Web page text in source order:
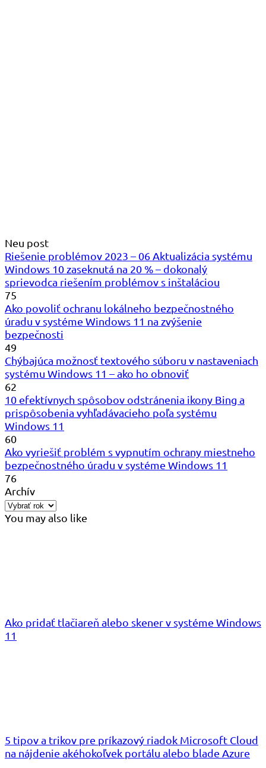
Neu post
Riešenie problémov 2023 – 06 Aktualizácia systému
Windows 10 zaseknutá na 20 % – dokonalý
sprievodca riešením problémov s inštaláciou
75
Ako povoliť ochranu lokálneho bezpečnostného
úradu v systéme Windows 11 na zvýšenie
bezpečnosti
49
Chýbajúca možnosť textového súboru v nastaveniach
systému Windows 11 – ako ho obnoviť
62
10 efektívnych spôsobov odstránenia ikony Bing a
prispôsobenia vyhľadávacieho poľa systému
Windows 11
60
Ako vyriešiť problém s vypnutím ochrany miestneho
bezpečnostného úradu v systéme Windows 11
76
Archív
You may also like
Ako pridať tlačiareň alebo skener v systéme Windows
11
5 tipov a trikov pre príkazový riadok Microsoft Cloud
na nájdenie akéhokoľvek portálu alebo blade Azure